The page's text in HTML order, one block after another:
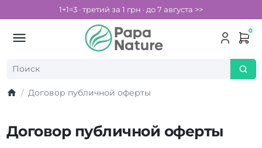
1+1=3 · третий за 1 грн · до 7 августа >>
0
Договор публичной оферты
Договор публичной оферты